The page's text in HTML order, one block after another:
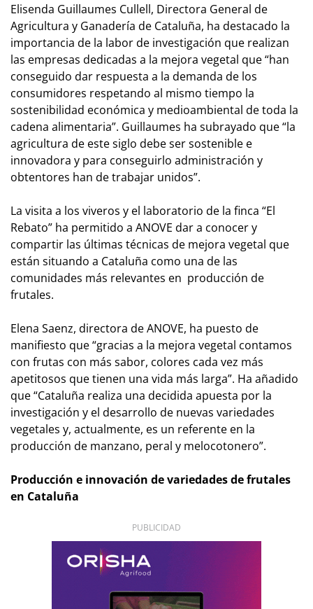
Elisenda Guillaumes Cullell, Directora General de
Agricultura y Ganadería de Cataluña, ha destacado la
importancia de la labor de investigación que realizan
las empresas dedicadas a la mejora vegetal que “han
conseguido dar respuesta a la demanda de los
consumidores respetando al mismo tiempo la
sostenibilidad económica y medioambiental de toda la
cadena alimentaria”. Guillaumes ha subrayado que “la
agricultura de este siglo debe ser sostenible e
innovadora y para conseguirlo administración y
obtentores han de trabajar unidos”.
La visita a los viveros y el laboratorio de la finca “El
Rebato” ha permitido a ANOVE dar a conocer y
compartir las últimas técnicas de mejora vegetal que
están situando a Cataluña como una de las
comunidades más relevantes en producción de
frutales.
Elena Saenz, directora de ANOVE, ha puesto de
manifiesto que “gracias a la mejora vegetal contamos
con frutas con más sabor, colores cada vez más
apetitosos que tienen una vida más larga”. Ha añadido
que “Cataluña realiza una decidida apuesta por la
investigación y el desarrollo de nuevas variedades
vegetales y, actualmente, es un referente en la
producción de manzano, peral y melocotonero”.
Producción e innovación de variedades de frutales
en Cataluña
PUBLICIDAD